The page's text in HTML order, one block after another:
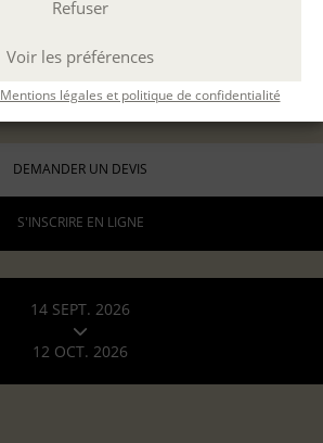
Refuser
Voir les préférences
Mentions légales et politique de confidentialité
DEMANDER UN DEVIS
S'INSCRIRE EN LIGNE
14 SEPT. 2026
12 OCT. 2026